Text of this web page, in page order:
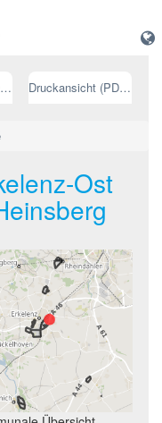
Druckansicht (PDF) // deutsch Druckansicht (PDF) // englisch
Ost